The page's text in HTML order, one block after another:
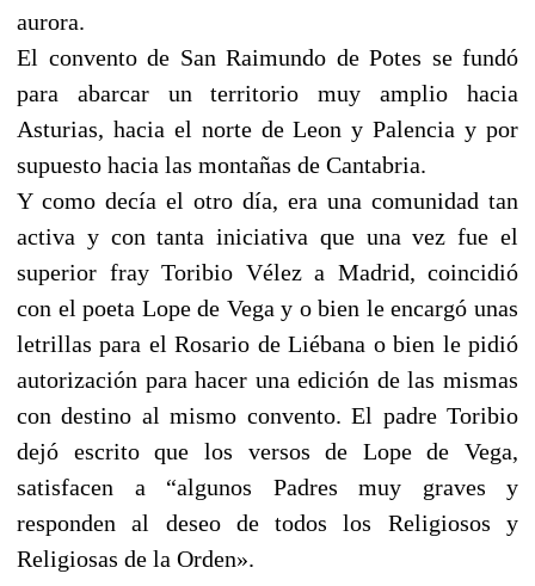
aurora.
El convento de San Raimundo de Potes se fundó
para abarcar un territorio muy amplio hacia
Asturias, hacia el norte de Leon y Palencia y por
supuesto hacia las montañas de Cantabria.
Y como decía el otro día, era una comunidad tan
activa y con tanta iniciativa que una vez fue el
superior fray Toribio Vélez a Madrid, coincidió
con el poeta Lope de Vega y o bien le encargó unas
letrillas para el Rosario de Liébana o bien le pidió
autorización para hacer una edición de las mismas
con destino al mismo convento. El padre Toribio
dejó escrito que los versos de Lope de Vega,
satisfacen a “algunos Padres muy graves y
responden al deseo de todos los Religiosos y
Religiosas de la Orden».